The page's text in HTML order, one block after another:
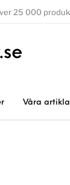
25 000
Våra